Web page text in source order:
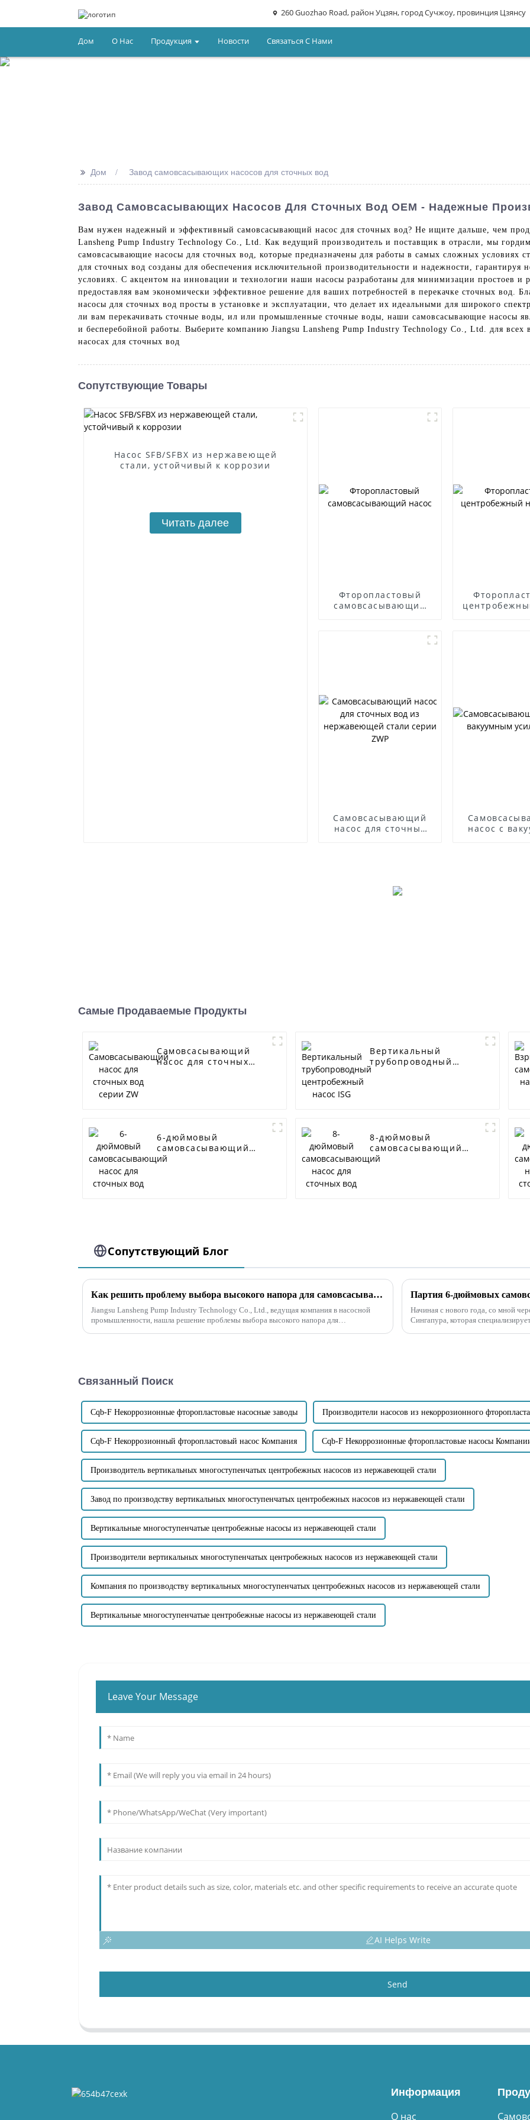
260 Guozhao Road, район Уцзян, город Сучжоу, провинция Цзянсу
Дом О Нас Продукция Новости Связаться С Нами
>> Дом Завод самовсасывающих насосов для сточных вод
Завод Самовсасывающих Насосов Для Сточных Вод OEM - Надежные
Вам нужен надежный и эффективный самовсасывающий насос для сточных вод? Не ищите дальше, чем
Lansheng Pump Industry Technology Co., Ltd. Как ведущий производитель и поставщик в отрасли, мы
самовсасывающие насосы для сточных вод, которые предназначены для работы в самых сложных условиях
для сточных вод созданы для обеспечения исключительной производительности и надежности,
условиях. С акцентом на инновации и технологии наши насосы разработаны для минимизации простоев и
предоставляя вам экономически эффективное решение для ваших потребностей в перекачке сточных вод.
насосы для сточных вод просты в установке и эксплуатации, что делает их идеальными для широкого
ли вам перекачивать сточные воды, ил или промышленные сточные воды, наши самовсасывающие насосы
и бесперебойной работы. Выберите компанию Jiangsu Lansheng Pump Industry Technology Co., Ltd. для всех
насосах для сточных вод
Сопутствующие Товары
Насос SFB/SFBX из нержавеющей
стали, устойчивый к коррозии
Читать далее
Фторопластовый
самовсасывающий
Самовсасывающий
насос для сточных
насос с
Самые Продаваемые Продукты
Самовсасывающий
насос для сточных
Вертикальный
трубопроводный
центробежный насос
6-дюймовый
самовсасывающий
насос для сточных
8-дюймовый
самовсасывающий
насос для сточных
Сопутствующий Блог
Как решить проблему выбора высокого напора для самовсасывающего канализационного насоса
Jiangsu Lansheng Pump Industry Technology Co., Ltd., ведущая компания в насосной
промышленности, нашла решение проблемы выбора высокого напора для
Начиная с нового года, со мной
Сингапура, которая
Связанный Поиск
Cqb-F Некоррозионные фторопластовые насосные заводы Производители насосов из некоррозионного
Cqb-F Некоррозионный фторопластовый насос Компания Cqb-F Некоррозионные фторопластовые насосы
Производитель вертикальных многоступенчатых центробежных насосов из нержавеющей стали
Завод по производству вертикальных многоступенчатых центробежных насосов из нержавеющей стали
Вертикальные многоступенчатые центробежные насосы из нержавеющей стали
Производители вертикальных многоступенчатых центробежных насосов из нержавеющей стали
Компания по производству вертикальных многоступенчатых центробежных насосов из нержавеющей стали
Вертикальные многоступенчатые центробежные насосы из нержавеющей стали
Leave Your Message
AI Helps Write
Send
Информация
О нас